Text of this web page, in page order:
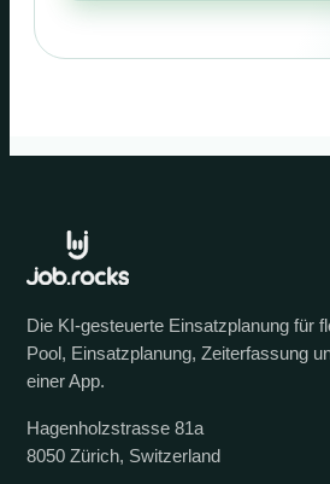
Die KI-gesteuerte Einsatzplanung für
Pool, Einsatzplanung, Zeiterfassung
einer App.
Hagenholzstrasse 81a
8050 Zürich, Switzerland